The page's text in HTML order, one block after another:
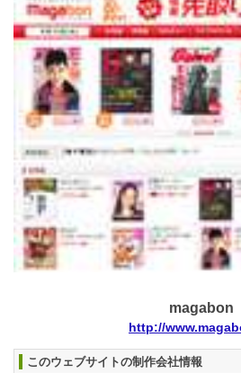
magabon
http://
このウェブサイトの制作会社情報